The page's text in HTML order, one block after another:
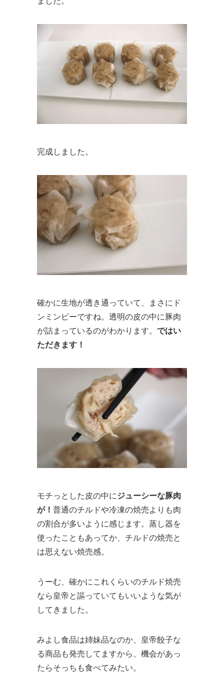
完成しました。
確かに生地が透き通っていて、まさにド
ンミンピーですね。透明の皮の中に豚肉
が詰まっているのがわかります。 ではい
ただきます！
モチっとした皮の中にジューシーな豚肉
が！ 普通のチルドや冷凍の焼売よりも肉
の割合が多いように感じます。蒸し器を
使ったこともあってか、チルドの焼売と
は思えない焼売感。
うーむ、確かにこれくらいのチルド焼売
なら皇帝と謳っていてもいいような気が
してきました。
みよし食品は姉妹品なのか、皇帝餃子な
る商品も発売してますから、機会があっ
たらそっちも食べてみたい。